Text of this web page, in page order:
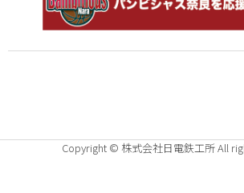
Copyright © 株式会社日電鉄工所 All